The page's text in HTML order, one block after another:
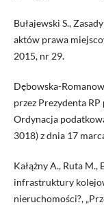
Bułajewski S.,
aktów prawa
2015, nr 29.
Dębowska-
przez Prezydenta
Ordynacja
3018) z dnia 17
Kałążny A., Ruta
infrastruktury
nieruchomości?,